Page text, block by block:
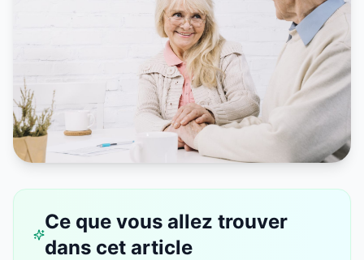
Ce que vous allez trouver
dans cet article